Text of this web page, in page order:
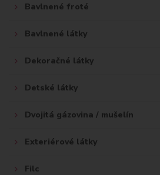
Bavlnené froté
Bavlnené látky
Dekoračné látky
Detské látky
Dvojitá gázovina / mušelín
Exteriérové látky
Filc